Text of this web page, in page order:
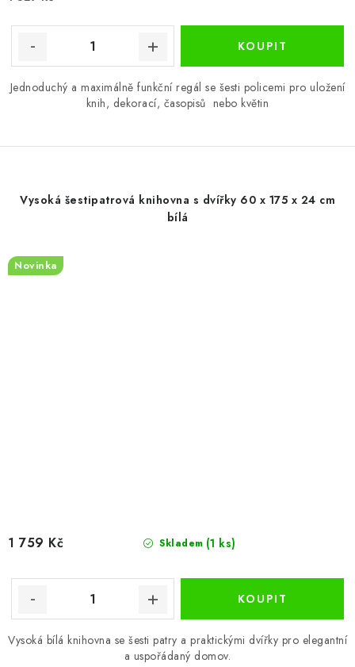
Jednoduchý a maximálně funkční regál se šesti policemi pro uložení
knih, dekorací, časopisů nebo květin
Vysoká šestipatrová knihovna s dvířky 60 x 175 x 24 cm
bílá
Novinka
Skladem (1 ks)
1 759 Kč
Vysoká bílá knihovna se šesti patry a praktickými dvířky pro elegantní
a uspořádaný domov.